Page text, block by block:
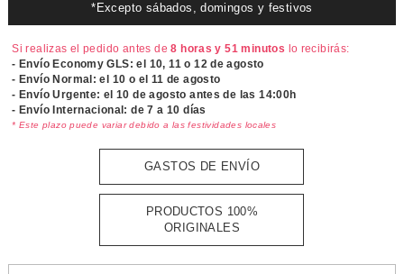
*Excepto sábados, domingos y festivos
Si realizas el pedido antes de8 horas y 51 minutos lo recibirás:
- Envío Economy GLS: el 10, 11 o 12 de agosto
- Envío Normal: el 10 o el 11 de agosto
- Envío Urgente: el10 de agosto antes de las 14:00h
- Envío Internacional: de 7 a 10 días
* Este plazo puede variar debido a las festividades locales
GASTOS DE ENVÍO
PRODUCTOS 100%
ORIGINALES